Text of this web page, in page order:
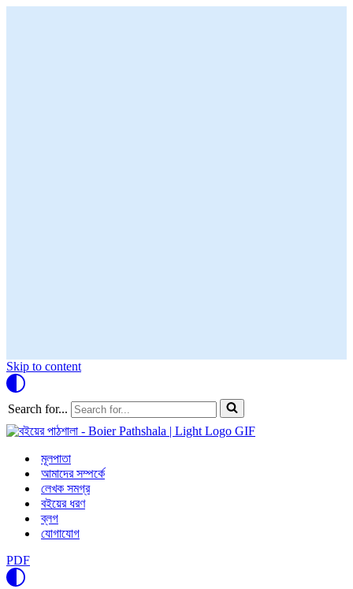
Skip to content
Search for...
মূলপাতা
আমাদের সম্পর্কে
লেখক সমগ্র
বইয়ের ধরণ
ব্লগ
যোগাযোগ
PDF